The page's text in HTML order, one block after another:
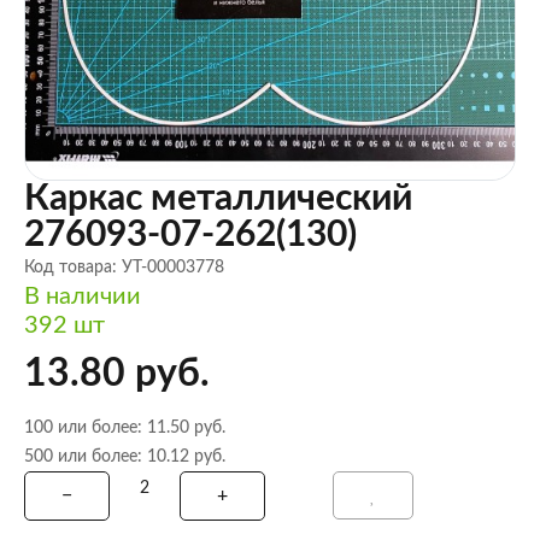
Каркас металлический
276093-07-262(130)
Код товара: УТ-00003778
В наличии
392 шт
13.80 руб.
100 или более: 11.50 руб.
500 или более: 10.12 руб.